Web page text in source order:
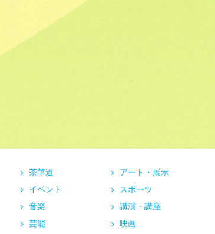
茶華道
イベント
音楽
芸能
アート・展示
スポーツ
講演・講座
映画